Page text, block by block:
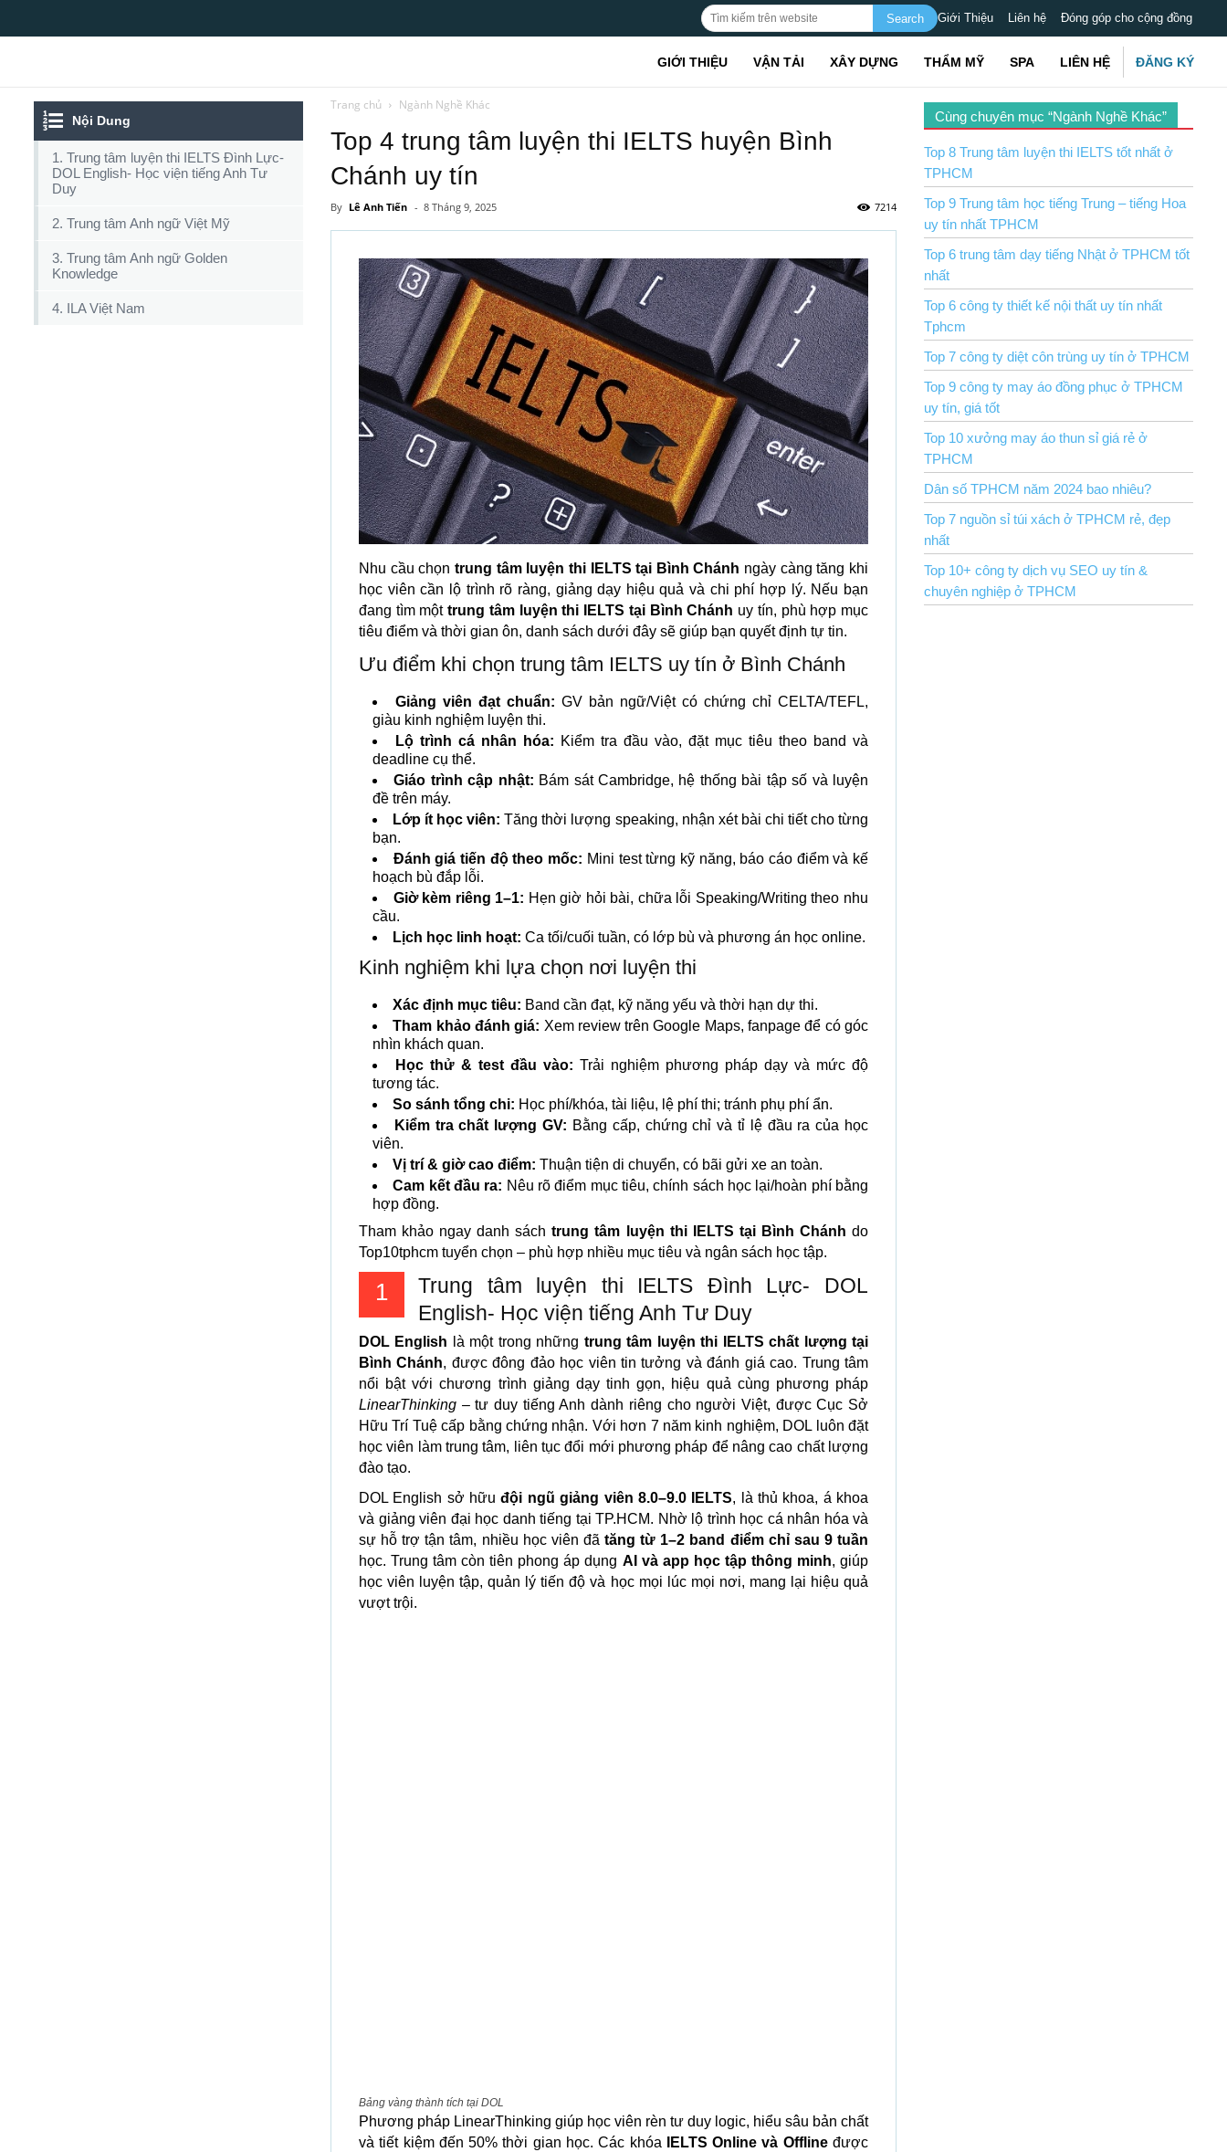
Giới Thiệu Liên hệ Đóng góp cho cộng đồng
GIỚI THIỆU VẬN TẢI XÂY DỰNG THẨM MỸ SPA LIÊN HỆ ĐĂNG KÝ
Nội Dung
1. Trung tâm luyện thi IELTS Đình Lực-
DOL English- Học viện tiếng Anh Tư
Duy
2. Trung tâm Anh ngữ Việt Mỹ
3. Trung tâm Anh ngữ Golden
Knowledge
4. ILA Việt Nam
Trang chủ Ngành Nghề Khác
Top 4 trung tâm luyện thi IELTS huyện Bình
Chánh uy tín
By Lê Anh Tiến - 8 Tháng 9, 2025 7214
Nhu cầu chọn trung tâm luyện thi IELTS tại Bình Chánh ngày càng tăng khi
học viên cần lộ trình rõ ràng, giảng dạy hiệu quả và chi phí hợp lý. Nếu bạn
đang tìm mộttrung tâm luyện thi IELTS tại Bình Chánh uy tín, phù hợp mục
tiêu điểm và thời gian ôn, danh sách dưới đây sẽ giúp bạn quyết định tự tin.
Ưu điểm khi chọn trung tâm IELTS uy tín ở Bình Chánh
Giảng viên đạt chuẩn: GV bản ngữ/Việt có chứng chỉ CELTA/TEFL,
giàu kinh nghiệm luyện thi.
Lộ trình cá nhân hóa: Kiểm tra đầu vào, đặt mục tiêu theo band và
deadline cụ thể.
Giáo trình cập nhật: Bám sát Cambridge, hệ thống bài tập số và luyện
đề trên máy.
Lớp ít học viên: Tăng thời lượng speaking, nhận xét bài chi tiết cho từng
bạn.
Đánh giá tiến độ theo mốc: Mini test từng kỹ năng, báo cáo điểm và kế
hoạch bù đắp lỗi.
Giờ kèm riêng 1–1: Hẹn giờ hỏi bài, chữa lỗi Speaking/Writing theo nhu
cầu.
Lịch học linh hoạt: Ca tối/cuối tuần, có lớp bù và phương án học online.
Kinh nghiệm khi lựa chọn nơi luyện thi
Xác định mục tiêu: Band cần đạt, kỹ năng yếu và thời hạn dự thi.
Tham khảo đánh giá: Xem review trên Google Maps, fanpage để có góc
nhìn khách quan.
Học thử & test đầu vào: Trải nghiệm phương pháp dạy và mức độ
tương tác.
So sánh tổng chi: Học phí/khóa, tài liệu, lệ phí thi; tránh phụ phí ẩn.
Kiểm tra chất lượng GV: Bằng cấp, chứng chỉ và tỉ lệ đầu ra của học
viên.
Vị trí & giờ cao điểm: Thuận tiện di chuyển, có bãi gửi xe an toàn.
Cam kết đầu ra: Nêu rõ điểm mục tiêu, chính sách học lại/hoàn phí bằng
hợp đồng.
Tham khảo ngay danh sáchtrung tâm luyện thi IELTS tại Bình Chánh do
Top10tphcm tuyển chọn – phù hợp nhiều mục tiêu và ngân sách học tập.
1
Trung tâm luyện thi IELTS Đình Lực- DOL
English- Học viện tiếng Anh Tư Duy
DOL English là một trong những trung tâm luyện thi IELTS chất lượng tại
Bình Chánh, được đông đảo học viên tin tưởng và đánh giá cao. Trung tâm
nổi bật với chương trình giảng dạy tinh gọn, hiệu quả cùng phương pháp
LinearThinking – tư duy tiếng Anh dành riêng cho người Việt, được Cục Sở
Hữu Trí Tuệ cấp bằng chứng nhận. Với hơn 7 năm kinh nghiệm, DOL luôn đặt
học viên làm trung tâm, liên tục đổi mới phương pháp để nâng cao chất lượng
đào tạo.
DOL English sở hữuđội ngũ giảng viên 8.0–9.0 IELTS, là thủ khoa, á khoa
và giảng viên đại học danh tiếng tại TP.HCM. Nhờ lộ trình học cá nhân hóa và
sự hỗ trợ tận tâm, nhiều học viên đãtăng từ 1–2 band điểm chỉ sau 9 tuần
học. Trung tâm còn tiên phong áp dụng AI và app học tập thông minh, giúp
học viên luyện tập, quản lý tiến độ và học mọi lúc mọi nơi, mang lại hiệu quả
vượt trội.
Bảng vàng thành tích tại DOL
Phương pháp LinearThinking giúp học viên rèn tư duy logic, hiểu sâu bản chất
và tiết kiệm đến 50% thời gian học. Các khóa
IELTS Online và Offlineđược
Cùng chuyên mục “Ngành Nghề Khác”
Top 8 Trung tâm luyện thi IELTS tốt nhất ở
TPHCM
Top 9 Trung tâm học tiếng Trung – tiếng Hoa
uy tín nhất TPHCM
Top 6 trung tâm dạy tiếng Nhật ở TPHCM tốt
nhất
Top 6 công ty thiết kế nội thất uy tín nhất
Tphcm
Top 7 công ty diệt côn trùng uy tín ở TPHCM
Top 9 công ty may áo đồng phục ở TPHCM
uy tín, giá tốt
Top 10 xưởng may áo thun sỉ giá rẻ ở
TPHCM
Dân số TPHCM năm 2024 bao nhiêu?
Top 7 nguồn sỉ túi xách ở TPHCM rẻ, đẹp
nhất
Top 10+ công ty dịch vụ SEO uy tín &
chuyên nghiệp ở TPHCM